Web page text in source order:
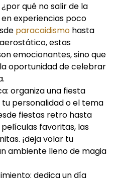
qué no salir de la
experiencias poco
paracaidismo hasta
estas
emocionantes, sino que
oportunidad de celebrar
organiza una fiesta
personalidad o el tema
fiestas retro hasta
favoritas, las
¡deja volar tu
ambiente lleno de magia
dedica un día